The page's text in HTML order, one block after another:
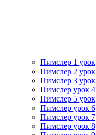
Пимслер 1 урок
Пимслер 2 урок
Пимслер 3 урок
Пимслер урок 4
Пимслер 5 урок
Пимслер урок 6
Пимслер урок 7
Пимслер урок 8